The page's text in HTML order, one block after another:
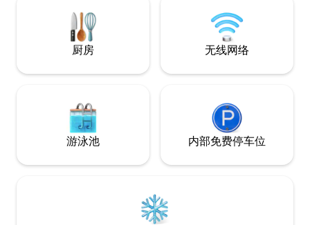
然的人和冒险家！
厨房 无线网络
游泳池 内部免费停车位